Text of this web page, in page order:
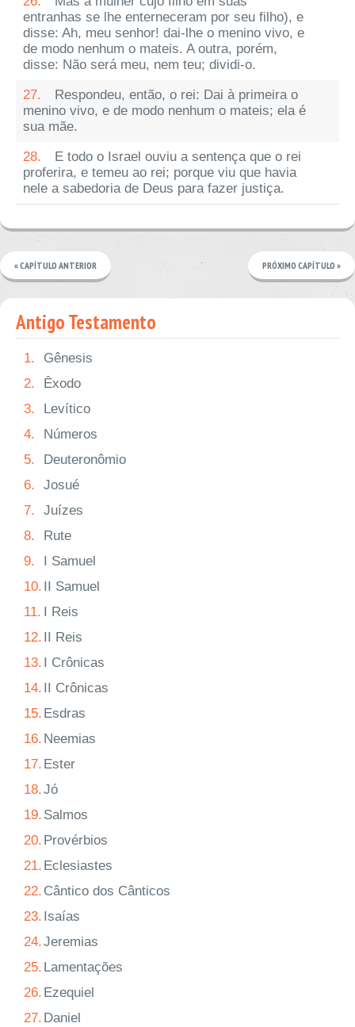
entranhas se lhe enterneceram por seu filho), e
disse: Ah, meu senhor! dai-lhe o menino vivo, e
de modo nenhum o mateis. A outra, porém,
disse: Não será meu, nem teu; dividi-o.
27.
Respondeu, então, o rei: Dai à primeira o
menino vivo, e de modo nenhum o mateis; ela é
sua mãe.
28.
E todo o Israel ouviu a sentença que o rei
proferira, e temeu ao rei; porque viu que havia
nele a sabedoria de Deus para fazer justiça.
« CAPÍTULO ANTERIOR PRÓXIMO CAPÍTULO »
Antigo Testamento
1.
Gênesis
2.
Êxodo
3.
Levítico
4.
Números
5.
Deuteronômio
6.
Josué
7.
Juízes
8.
Rute
9.
I Samuel
10. II Samuel
11. I Reis
12. II Reis
13. I Crônicas
14. II Crônicas
15. Esdras
16. Neemias
17. Ester
18.Jó
19. Salmos
20. Provérbios
21. Eclesiastes
22. Cântico dos Cânticos
23. Isaías
24.Jeremias
25. Lamentações
26. Ezequiel
27. Daniel